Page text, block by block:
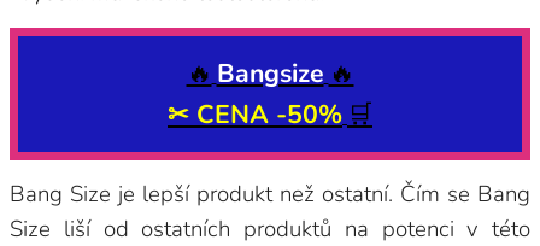
🔥 Bangsize 🔥
✂ CENA -50% 🛒
Bang Size je lepší produkt než ostatní. Čím se Bang
Size liší od ostatních produktů na potenci v této